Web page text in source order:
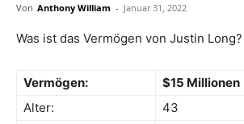
Von Anthony William - Januar 31, 2022
Was ist das Vermögen von Justin Long?
Vermögen:
$15 Millionen
Alter:
43